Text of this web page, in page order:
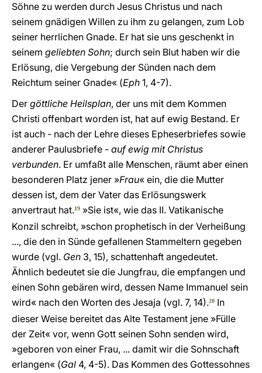
Söhne zu werden durch Jesus Christus und nach
seinem gnädigen Willen zu ihm zu gelangen, zum Lob
seiner herrlichen Gnade. Er hat sie uns geschenkt in
seinem geliebten Sohn; durch sein Blut haben wir die
Erlösung, die Vergebung der Sünden nach dem
Reichtum seiner Gnade« (Eph 1, 4-7).
Der göttliche Heilsplan, der uns mit dem Kommen
Christi offenbart worden ist, hat auf ewig Bestand. Er
ist auch - nach der Lehre dieses Epheserbriefes sowie
anderer Paulusbriefe - auf ewig mit Christus
verbunden. Er umfaßt alle Menschen, räumt aber einen
besonderen Platz jener »Frau« ein, die die Mutter
dessen ist, dem der Vater das Erlösungswerk
anvertraut hat.19 »Sie ist«, wie das II. Vatikanische
Konzil schreibt, »schon prophetisch in der Verheißung
..., die den in Sünde gefallenen Stammeltern gegeben
wurde (vgl. Gen 3, 15), schattenhaft angedeutet.
Ähnlich bedeutet sie die Jungfrau, die empfangen und
einen Sohn gebären wird, dessen Name Immanuel sein
wird« nach den Worten des Jesaja (vgl. 7, 14).20 In
dieser Weise bereitet das Alte Testament jene »Fülle
der Zeit« vor, wenn Gott seinen Sohn senden wird,
»geboren von einer Frau, ... damit wir die Sohnschaft
erlangen« (Gal 4, 4-5). Das Kommen des Gottessohnes